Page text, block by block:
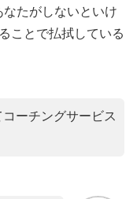
たがしないといけ
ことで払拭している
ーチングサービス